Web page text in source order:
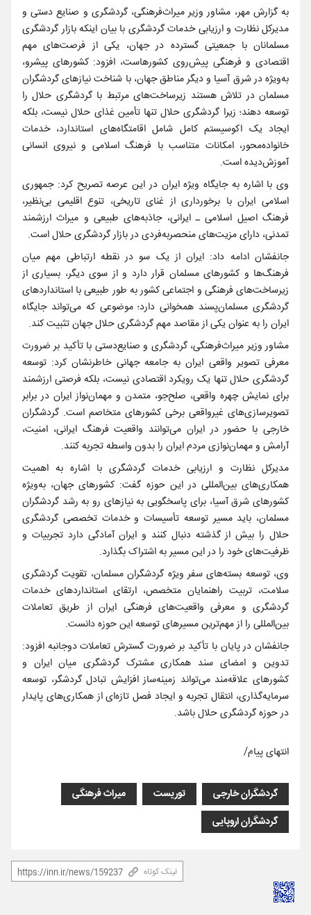
به گزارش مهر، مشاور وزیر میراث‌فرهنگی، گردشگری و صنایع دستی و
مدیرکل نظارت و ارزیابی خدمات گردشگری با بیان اینکه بازار گردشگری
مسلمانان با جمعیتی گسترده در جهان، یکی از فرصت‌های مهم
اقتصادی و فرهنگی پیش‌روی کشورهاست، افزود: کشورهای پیشرو،
به‌ویژه در شرق آسیا و دیگر مناطق جهان، با شناخت نیازهای گردشگران
مسلمان در تلاش هستند زیرساخت‌های مرتبط با گردشگری حلال را
توسعه دهند؛ زیرا گردشگری حلال تنها تأمین غذای حلال نیست، بلکه
ایجاد یک اکوسیستم کامل شامل اقامتگاه‌های استاندارد، خدمات
خانواده‌محور، امکانات متناسب با فرهنگ اسلامی و نیروی انسانی
آموزش‌دیده است.
وی با اشاره به جایگاه ویژه ایران در این عرصه تصریح کرد: جمهوری
اسلامی ایران با برخورداری از غنای تاریخی، تنوع اقلیمی بی‌نظیر،
فرهنگ اصیل اسلامی ـ ایرانی، جاذبه‌های طبیعی و میراث ارزشمند
تمدنی، دارای مزیت‌های منحصربه‌فردی در بازار گردشگری حلال است.
جانفشان ادامه داد: ایران از یک سو در نقطه ارتباطی مهم میان
فرهنگ‌ها و کشورهای مسلمان قرار دارد و از سوی دیگر، بسیاری از
زیرساخت‌های فرهنگی و اجتماعی کشور به طور طبیعی با استانداردهای
گردشگری مسلمان‌پسند همخوانی دارد؛ موضوعی که می‌تواند جایگاه
ایران را به عنوان یکی از مقاصد مهم گردشگری حلال جهان تثبیت کند.
مشاور وزیر میراث‌فرهنگی، گردشگری و صنایع‌دستی با تأکید بر ضرورت
معرفی تصویر واقعی ایران به جامعه جهانی خاطرنشان کرد: توسعه
گردشگری حلال تنها یک رویکرد اقتصادی نیست، بلکه فرصتی ارزشمند
برای نمایش چهره واقعی، صلح‌جو، متمدن و مهمان‌نواز ایران در برابر
تصویرسازی‌های غیرواقعی برخی کشورهای متخاصم است. گردشگران
خارجی با حضور در ایران می‌توانند واقعیت فرهنگ ایرانی، امنیت،
آرامش و مهمان‌نوازی مردم ایران را بدون واسطه تجربه کنند.
مدیرکل نظارت و ارزیابی خدمات گردشگری با اشاره به اهمیت
همکاری‌های بین‌المللی در این حوزه گفت: کشورهای جهان، به‌ویژه
کشورهای شرق آسیا، برای پاسخگویی به نیازهای رو به رشد گردشگران
مسلمان، باید مسیر توسعه تأسیسات و خدمات تخصصی گردشگری
حلال را بیش از گذشته دنبال کنند و ایران آمادگی دارد تجربیات و
ظرفیت‌های خود را در این مسیر به اشتراک بگذارد.
وی، توسعه بسته‌های سفر ویژه گردشگران مسلمان، تقویت گردشگری
سلامت، تربیت راهنمایان متخصص، ارتقای استانداردهای خدمات
گردشگری و معرفی واقعیت‌های فرهنگی ایران از طریق تعاملات
بین‌المللی را از مهم‌ترین مسیرهای توسعه این حوزه دانست.
جانفشان در پایان با تأکید بر ضرورت گسترش تعاملات دوجانبه افزود:
تدوین و امضای سند همکاری مشترک گردشگری میان ایران و
کشورهای علاقه‌مند می‌تواند زمینه‌ساز افزایش تبادل گردشگر، توسعه
سرمایه‌گذاری، انتقال تجربه و ایجاد فصل تازه‌ای از همکاری‌های پایدار
در حوزه گردشگری حلال باشد.
انتهای پیام/
گردشگران خارجی توریست
میراث فرهنگی
گردشگران اروپایی
لینک کوتاه